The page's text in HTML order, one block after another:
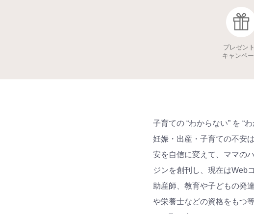
プレゼン
キャンペ
子育ての “わからない” を “わ
妊娠・出産・子育ての不安
安を自信に変えて、ママの
ジンを創刊し、現在はWeb
助産師、教育や子どもの発
や栄養士などの資格をもつ